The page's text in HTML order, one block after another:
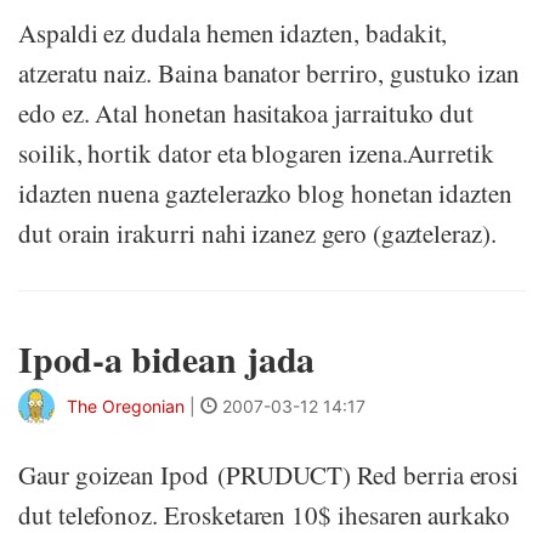
Aspaldi ez dudala hemen idazten, badakit,
atzeratu naiz. Baina banator berriro, gustuko izan
edo ez. Atal honetan hasitakoa jarraituko dut
soilik, hortik dator eta blogaren izena.Aurretik
idazten nuena gaztelerazko blog honetan idazten
dut orain irakurri nahi izanez gero (gazteleraz).
Ipod-a bidean jada
The Oregonian 2007-03-12 14:17
Gaur goizean Ipod (PRUDUCT) Red berria erosi
dut telefonoz. Erosketaren 10$ ihesaren aurkako